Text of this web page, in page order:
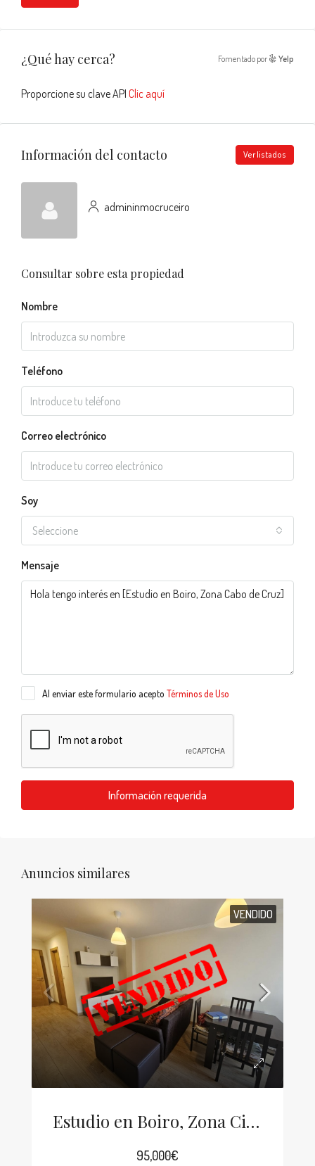
¿Qué hay cerca? Fomentado por Yelp
Proporcione su clave API Clic aquí
Información del contacto Ver listados
admininmocruceiro
Consultar sobre esta propiedad
Nombre
Teléfono
Correo electrónico
Soy
Seleccione
Mensaje
Al enviar este formulario acepto Términos de Uso
Información requerida
Anuncios similares
VENDIDO
Estudio en Boiro, Zona Cimadevila
95,000€